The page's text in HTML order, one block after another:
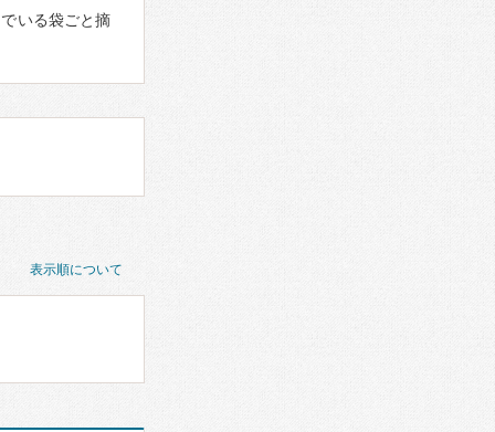
いる袋ごと摘
表示順について